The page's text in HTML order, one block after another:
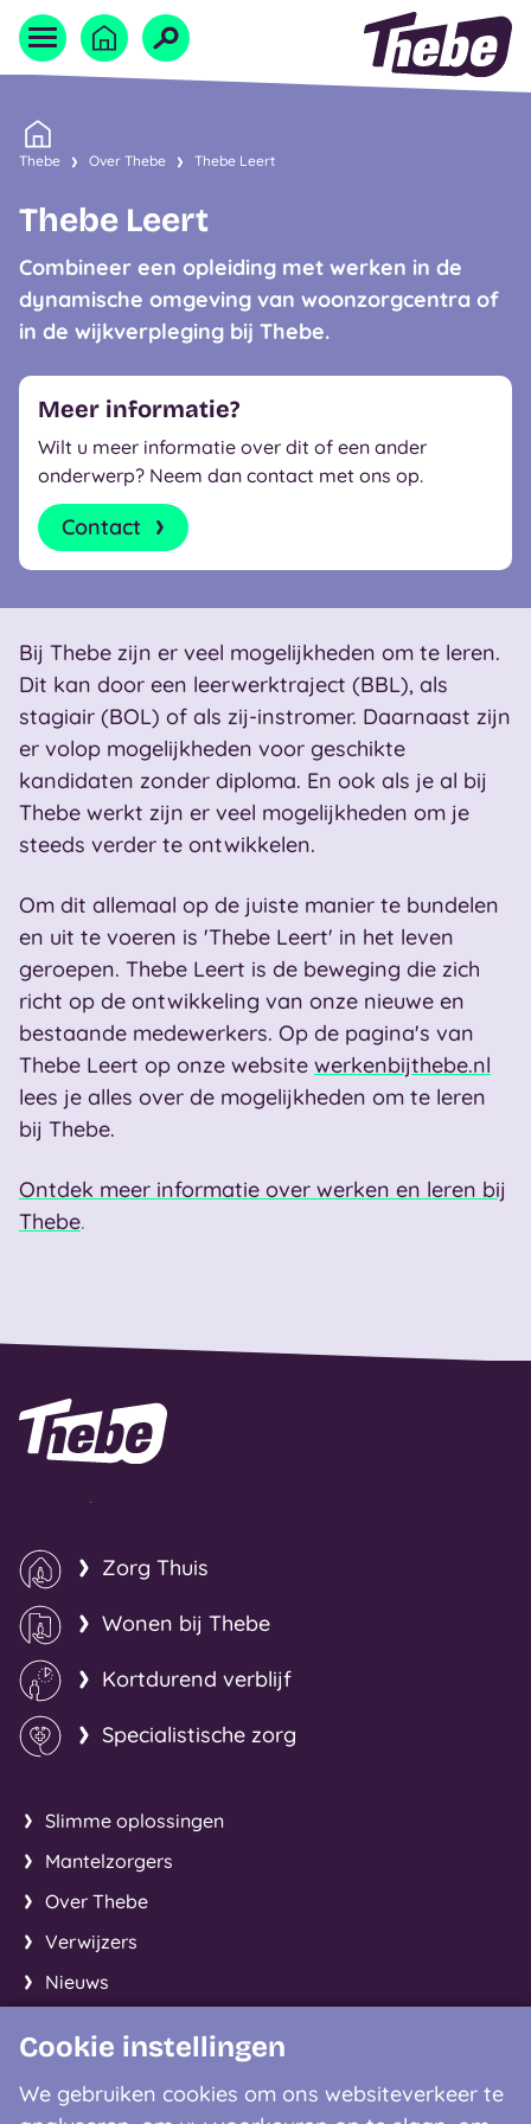
Cookie instellingen
We gebruiken cookies om ons websiteverkeer te
Home
Naar homepage
Thebe Over Thebe Thebe Leert
Meer informatie?
Wilt u meer informatie over dit of een ander
onderwerp? Neem dan contact met ons op.
Contact
Thebe Leert
Combineer een opleiding met werken in de
dynamische omgeving van woonzorgcentra of
in de wijkverpleging bij Thebe.
Bij Thebe zijn er veel mogelijkheden om te leren.
Dit kan door een leerwerktraject (BBL), als
stagiair (BOL) of als zij-instromer. Daarnaast zijn
er volop mogelijkheden voor geschikte
kandidaten zonder diploma. En ook als je al bij
Thebe werkt zijn er veel mogelijkheden om je
steeds verder te ontwikkelen.
Om dit allemaal op de juiste manier te bundelen
en uit te voeren is 'Thebe Leert' in het leven
geroepen. Thebe Leert is de beweging die zich
richt op de ontwikkeling van onze nieuwe en
bestaande medewerkers. Op de pagina's van
Thebe Leert op onze website werkenbijthebe.nl
lees je alles over de mogelijkheden om te leren
bij Thebe.
Ontdek meer informatie over werken en leren bij
Thebe.
Naar homepage
Zorg Thuis
Wonen bij Thebe
Kortdurend verblijf
Specialistische zorg
Slimme oplossingen
Mantelzorgers
Over Thebe
Verwijzers
Nieuws